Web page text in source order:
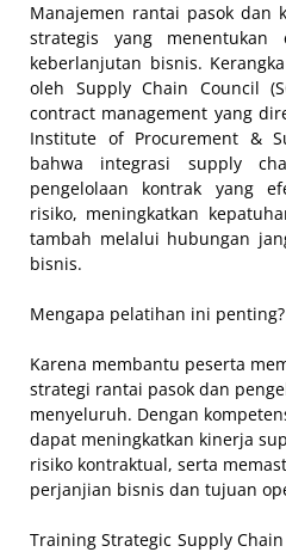
Manajemen rantai pasok dan
strategis yang menentukan
keberlanjutan bisnis.
oleh Supply Chain Council
contract management yang
Institute of Procurement &
bahwa integrasi supply
pengelolaan kontrak yang
risiko, meningkatkan
tambah melalui hubungan
bisnis.
Mengapa pelatihan ini penting?
Karena membantu peserta
strategi rantai pasok dan
menyeluruh. Dengan
dapat meningkatkan kinerja
risiko kontraktual, serta
perjanjian bisnis dan tujuan
Training Strategic Supply